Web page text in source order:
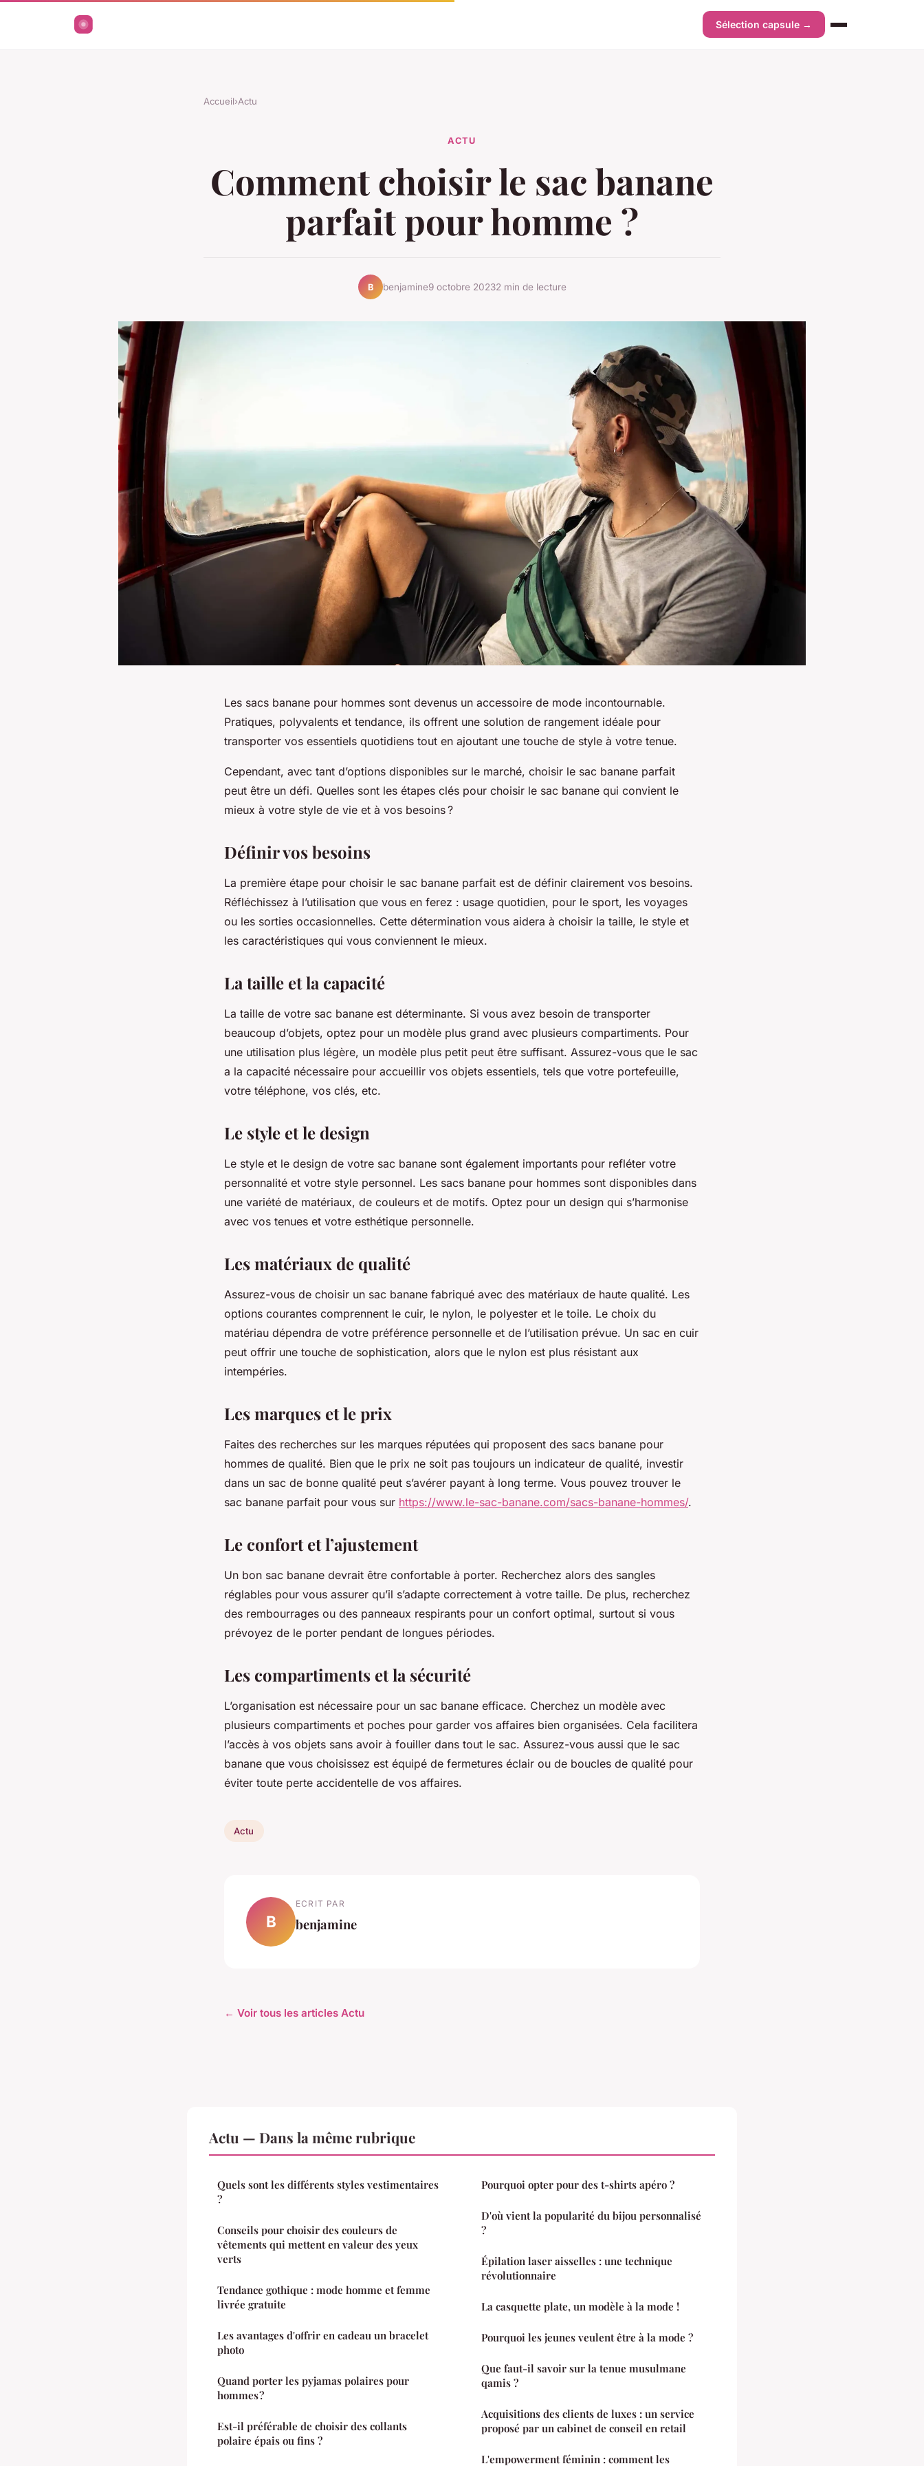
Sélection capsule →
Accueil›Actu
ACTU
Comment choisir le sac banane
parfait pour homme ?
B benjamine9 octobre 20232 min de lecture
Les sacs banane pour hommes sont devenus un accessoire de mode incontournable.
Pratiques, polyvalents et tendance, ils offrent une solution de rangement idéale pour
transporter vos essentiels quotidiens tout en ajoutant une touche de style à votre tenue.
Cependant, avec tant d’options disponibles sur le marché, choisir le sac banane parfait
peut être un défi. Quelles sont les étapes clés pour choisir le sac banane qui convient le
mieux à votre style de vie et à vos besoins ?
Définir vos besoins
La première étape pour choisir le sac banane parfait est de définir clairement vos besoins.
Réfléchissez à l’utilisation que vous en ferez : usage quotidien, pour le sport, les voyages
ou les sorties occasionnelles. Cette détermination vous aidera à choisir la taille, le style et
les caractéristiques qui vous conviennent le mieux.
La taille et la capacité
La taille de votre sac banane est déterminante. Si vous avez besoin de transporter
beaucoup d’objets, optez pour un modèle plus grand avec plusieurs compartiments. Pour
une utilisation plus légère, un modèle plus petit peut être suffisant. Assurez-vous que le sac
a la capacité nécessaire pour accueillir vos objets essentiels, tels que votre portefeuille,
votre téléphone, vos clés, etc.
Le style et le design
Le style et le design de votre sac banane sont également importants pour refléter votre
personnalité et votre style personnel. Les sacs banane pour hommes sont disponibles dans
une variété de matériaux, de couleurs et de motifs. Optez pour un design qui s’harmonise
avec vos tenues et votre esthétique personnelle.
Les matériaux de qualité
Assurez-vous de choisir un sac banane fabriqué avec des matériaux de haute qualité. Les
options courantes comprennent le cuir, le nylon, le polyester et le toile. Le choix du
matériau dépendra de votre préférence personnelle et de l’utilisation prévue. Un sac en cuir
peut offrir une touche de sophistication, alors que le nylon est plus résistant aux
intempéries.
Les marques et le prix
Faites des recherches sur les marques réputées qui proposent des sacs banane pour
hommes de qualité. Bien que le prix ne soit pas toujours un indicateur de qualité, investir
dans un sac de bonne qualité peut s’avérer payant à long terme. Vous pouvez trouver le
sac banane parfait pour vous sur https://www.le-sac-banane.com/sacs-banane-hommes/.
Le confort et l’ajustement
Un bon sac banane devrait être confortable à porter. Recherchez alors des sangles
réglables pour vous assurer qu’il s’adapte correctement à votre taille. De plus, recherchez
des rembourrages ou des panneaux respirants pour un confort optimal, surtout si vous
prévoyez de le porter pendant de longues périodes.
Les compartiments et la sécurité
L’organisation est nécessaire pour un sac banane efficace. Cherchez un modèle avec
plusieurs compartiments et poches pour garder vos affaires bien organisées. Cela facilitera
l’accès à vos objets sans avoir à fouiller dans tout le sac. Assurez-vous aussi que le sac
banane que vous choisissez est équipé de fermetures éclair ou de boucles de qualité pour
éviter toute perte accidentelle de vos affaires.
Actu
B
ECRIT PAR
benjamine
← Voir tous les articles Actu
Actu — Dans la même rubrique
Quels sont les différents styles vestimentaires
?
Conseils pour choisir des couleurs de
vêtements qui mettent en valeur des yeux
verts
Tendance gothique : mode homme et femme
livrée gratuite
Les avantages d'offrir en cadeau un bracelet
photo
Quand porter les pyjamas polaires pour
hommes ?
Est-il préférable de choisir des collants
polaire épais ou fins ?
Pourquoi opter pour des t-shirts apéro ?
D'où vient la popularité du bijou personnalisé
?
Épilation laser aisselles : une technique
révolutionnaire
La casquette plate, un modèle à la mode !
Pourquoi les jeunes veulent être à la mode ?
Que faut-il savoir sur la tenue musulmane
qamis ?
Acquisitions des clients de luxes : un service
proposé par un cabinet de conseil en retail
L'empowerment féminin : comment les